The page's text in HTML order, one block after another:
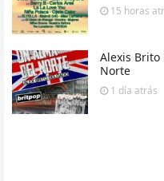
15 horas
Alexis
Norte
1 día atrás